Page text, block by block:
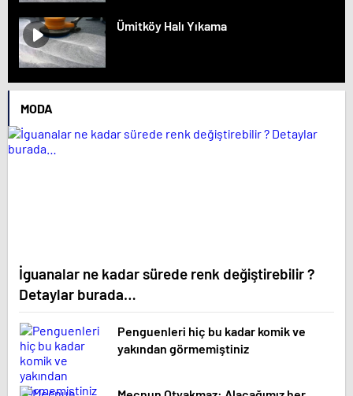
Ümitköy Halı Yıkama
MODA
İguanalar ne kadar sürede renk değiştirebilir ?
Detaylar burada…
Penguenleri hiç bu kadar komik ve
yakından görmemiştiniz